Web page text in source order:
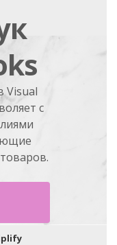
Visual
с